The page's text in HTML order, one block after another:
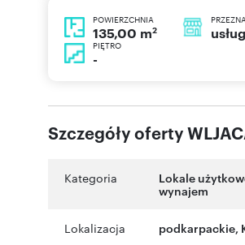
POWIERZCHNIA
135,00 m2
PIĘTRO
-
Szczegóły oferty
Kategoria
Lokale
wynajem
Lokalizacja podkarpackie,